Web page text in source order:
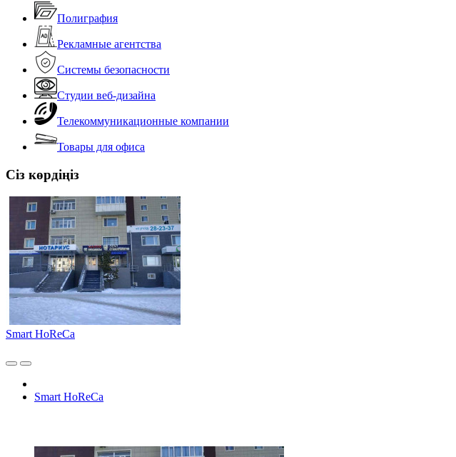
Полиграфия
Рекламные агентства
Системы безопасности
Студии веб-дизайна
Телекоммуникационные компании
Товары для офиса
Сіз көрдіңіз
Smart HoReCa
Smart HoReCa